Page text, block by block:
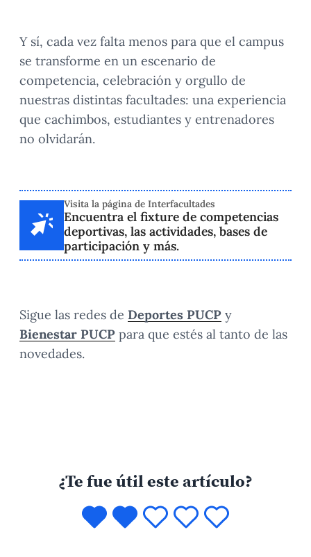
Y sí, cada vez falta menos para que el campus
se transforme en un escenario de
competencia, celebración y orgullo de
nuestras distintas facultades: una experiencia
que cachimbos, estudiantes y entrenadores
no olvidarán.
Visita la página de Interfacultades
Encuentra el fixture de competencias
deportivas, las actividades, bases de
participación y más.
Sigue las redes de Deportes PUCP y
Bienestar PUCP para que estés al tanto de las
novedades.
¿Te fue útil este artículo?